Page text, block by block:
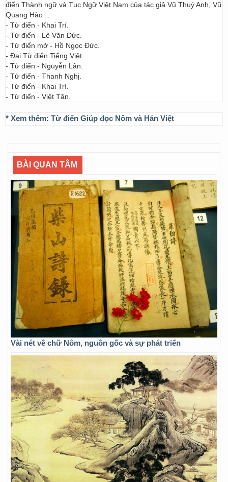
điển Thành ngữ và Tục Ngữ Việt Nam của tác giả Vũ Thuý Anh, Vũ
Quang Hào…
- Từ điển - Khai Trí.
- Từ điển - Lê Văn Đức.
- Từ điển mở - Hồ Ngọc Đức.
- Đại Từ điển Tiếng Việt.
- Từ điển - Nguyễn Lân.
- Từ điển - Thanh Nghị.
- Từ điển - Khai Trí.
- Từ điển - Việt Tân.
* Xem thêm: Từ điển Giúp đọc Nôm và Hán Việt
BÀI QUAN TÂM
Vài nét về chữ Nôm, nguồn gốc và sự phát triển